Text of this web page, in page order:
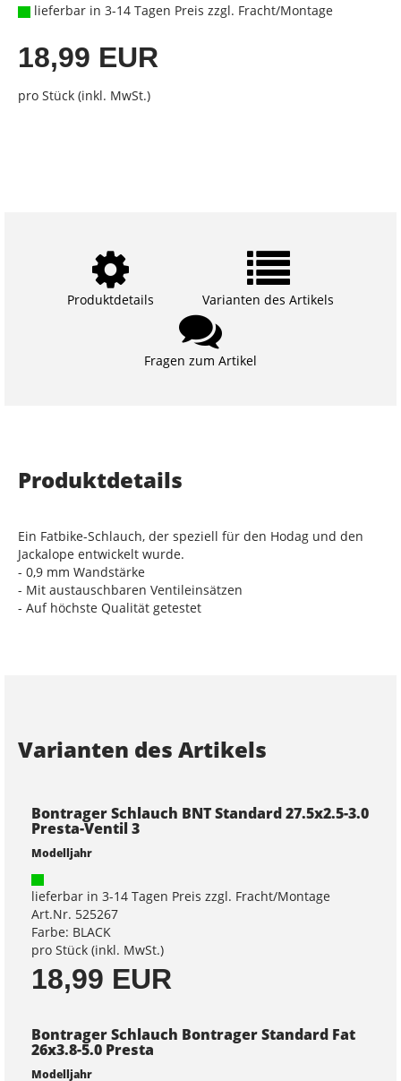
lieferbar in 3-14 Tagen Preis zzgl. Fracht/Montage
18,99 EUR
pro Stück (inkl. MwSt.)
Produktdetails Varianten des Artikels
Fragen zum Artikel
Produktdetails
Ein Fatbike-Schlauch, der speziell für den Hodag und den
Jackalope entwickelt wurde.
- 0,9 mm Wandstärke
- Mit austauschbaren Ventileinsätzen
- Auf höchste Qualität getestet
Varianten des Artikels
Bontrager Schlauch BNT Standard 27.5x2.5-3.0
Presta-Ventil 3
Modelljahr
lieferbar in 3-14 Tagen Preis zzgl. Fracht/Montage
Art.Nr. 525267
Farbe: BLACK
pro Stück (inkl. MwSt.)
18,99 EUR
Bontrager Schlauch Bontrager Standard Fat
26x3.8-5.0 Presta
Modelljahr